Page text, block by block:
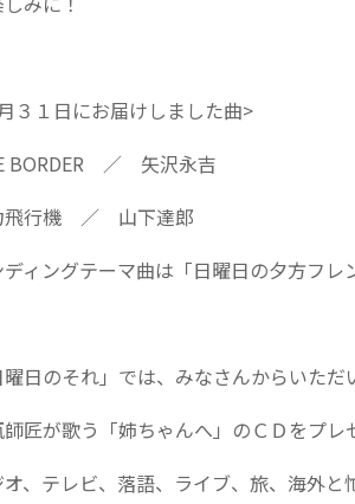
３１日にお届けしました曲>
BORDER ／ 矢沢永吉
飛行機 ／ 山下達郎
ィングテーマ曲は「日曜日の夕方フレ
曜日のそれ」では、みなさんからいた
匠が歌う「姉ちゃんへ」のＣＤをプレ
オ、テレビ、落語、ライブ、旅、海外と